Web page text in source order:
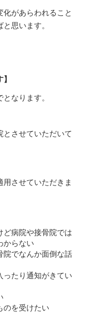
があらわれること
思います。
なります。
させていただいて
させていただきま
病院や接骨院では
からない
院でなんか面倒な話
たり通知がきてい
のを受けたい